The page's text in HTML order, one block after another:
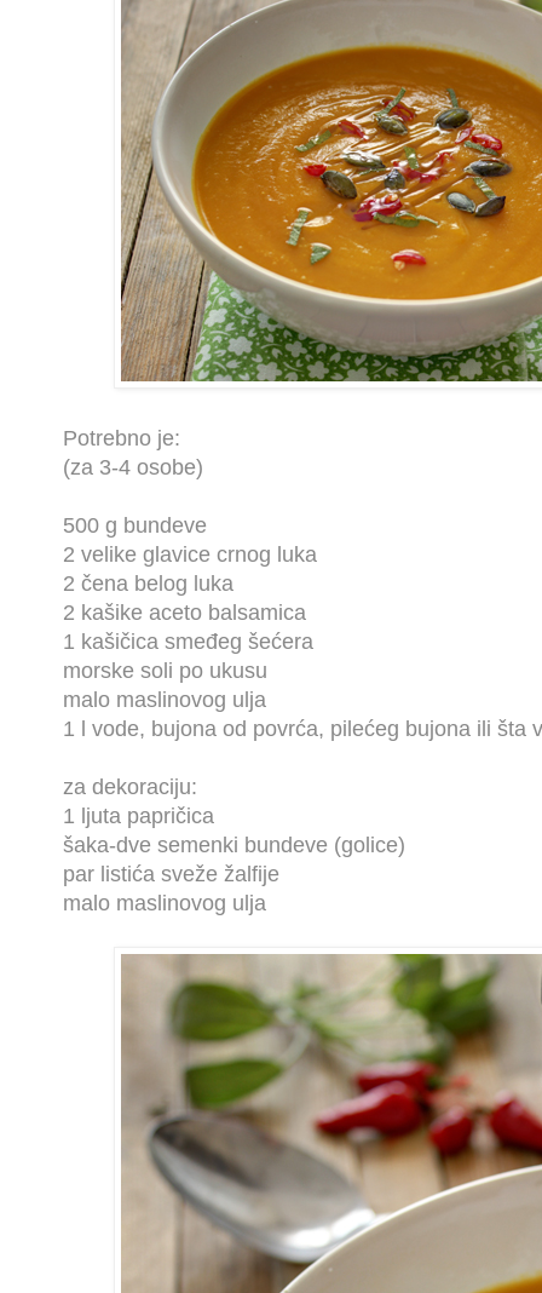
Potrebno je:
(za 3-4 osobe)
500 g bundeve
2 velike glavice crnog luka
2 čena belog luka
2 kašike aceto balsamica
1 kašičica smeđeg šećera
morske soli po ukusu
malo maslinovog ulja
1 l vode, bujona od povrća, pilećeg bujona ili šta
za dekoraciju:
1 ljuta papričica
šaka-dve semenki bundeve (golice)
par listića sveže žalfije
malo maslinovog ulja